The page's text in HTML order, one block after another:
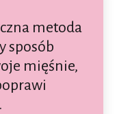
metoda
sposób
mięśnie,